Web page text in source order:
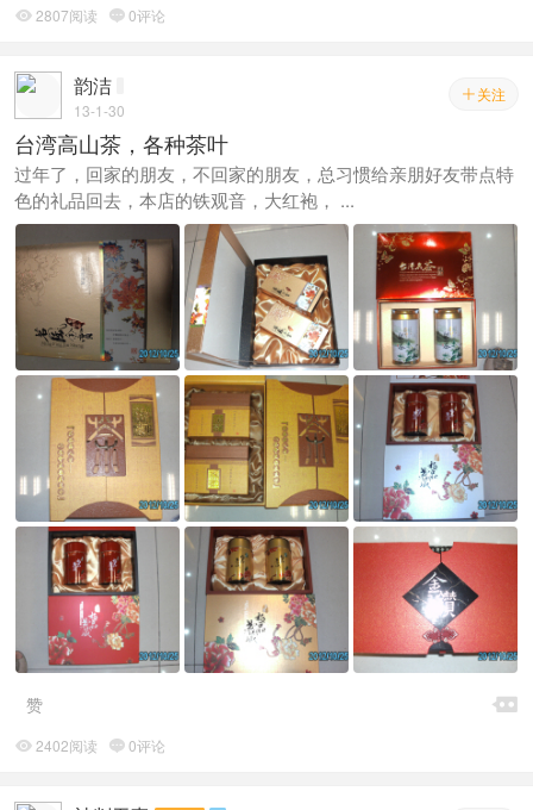
 2807阅读 0评论
 关注
韵洁
13-1-30
台湾高山茶，各种茶叶
过年了，回家的朋友，不回家的朋友，总习惯给亲朋好友带点特
色的礼品回去，本店的铁观音，大红袍， ...

赞
 2402阅读 0评论